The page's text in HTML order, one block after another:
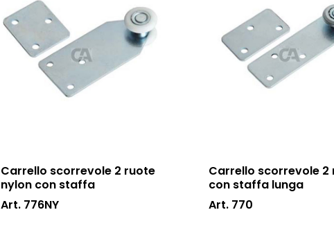
Carrello scorrevole 2 ruote
nylon con staffa
Art. 776NY
Carrello scorrevole 2
con staffa lunga
Art. 770